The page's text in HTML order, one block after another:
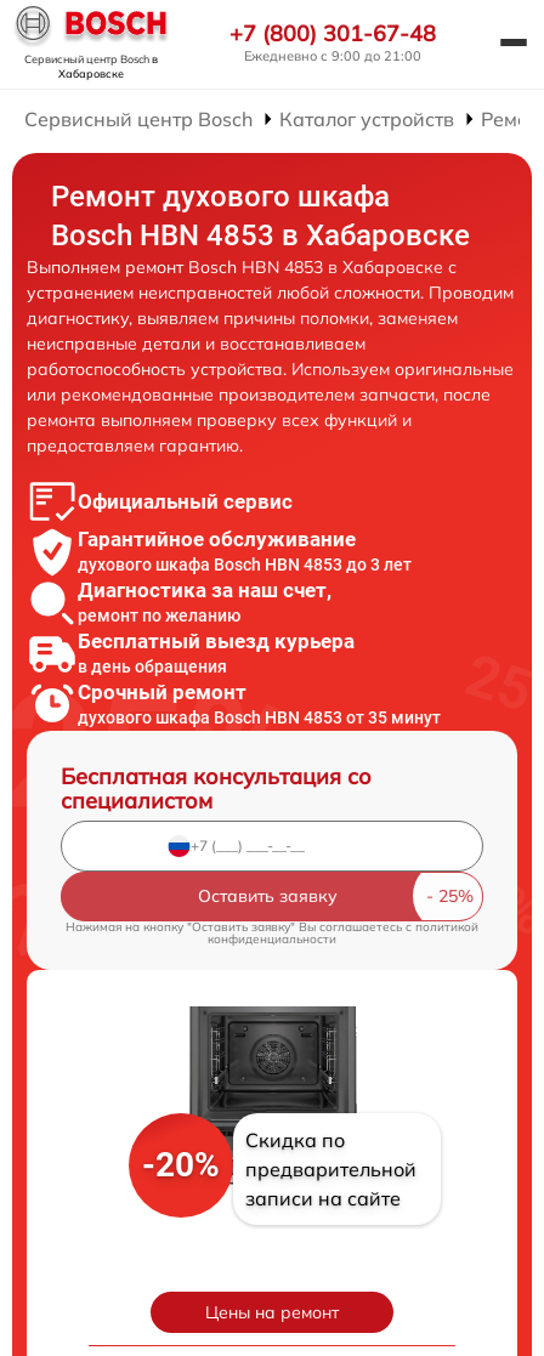
Сервисный центр Boschв
Хабаровске
+7 (800) 301-67-48
Ежедневно с 9:00 до 21:00
Сервисный центр Bosch Каталог устройств
Ремонт духового шкафа
Bosch HBN 4853 в Хабаровске
Выполняем ремонт Bosch HBN 4853 в Хабаровске с
устранением неисправностей любой сложности. Проводим
диагностику, выявляем причины поломки, заменяем
неисправные детали и восстанавливаем
работоспособность устройства. Используем оригинальные
или рекомендованные производителем запчасти, после
ремонта выполняем проверку всех функций и
предоставляем гарантию.
Официальный сервис
Гарантийное обслуживание
духового шкафа Bosch HBN 4853 до 3 лет
Диагностика за наш счет,
ремонт по желанию
Бесплатный выезд курьера
в день обращения
Срочный ремонт
духового шкафа Bosch HBN 4853 от 35 минут
Бесплатная консультация со
специалистом
Оставить заявку
Нажимая на кнопку "Оставить заявку" Вы соглашаетесь cполитикой
конфиденциальности
-20%
Скидка по
предварительной
записи на сайте
Цены на ремонт